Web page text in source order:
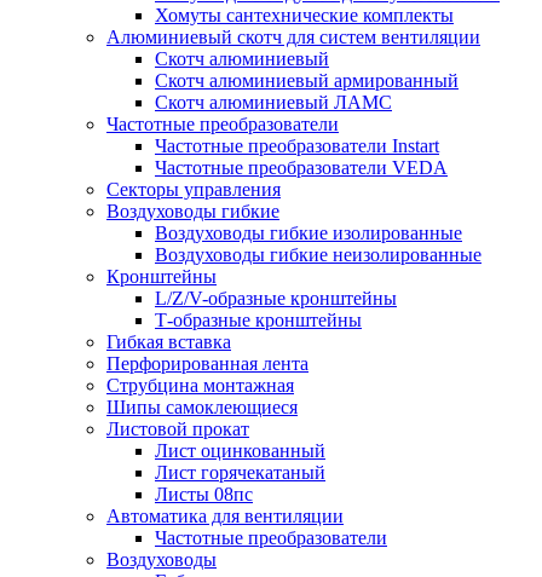
Хомуты сантехнические комплекты
Алюминиевый скотч для систем вентиляции
Скотч алюминиевый
Скотч алюминиевый армированный
Скотч алюминиевый ЛАМС
Частотные преобразователи
Частотные преобразователи Instart
Частотные преобразователи VEDA
Секторы управления
Воздуховоды гибкие
Воздуховоды гибкие изолированные
Воздуховоды гибкие неизолированные
Кронштейны
L/Z/V-образные кронштейны
Т-образные кронштейны
Гибкая вставка
Перфорированная лента
Струбцина монтажная
Шипы самоклеющиеся
Листовой прокат
Лист оцинкованный
Лист горячекатаный
Листы 08пс
Автоматика для вентиляции
Частотные преобразователи
Воздуховоды